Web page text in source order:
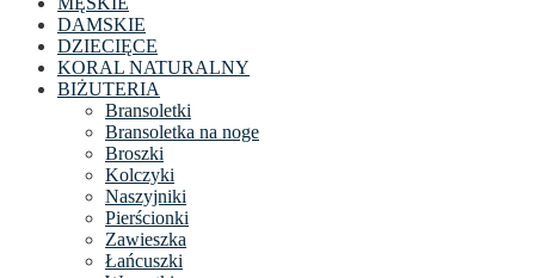
DAMSKIE
DZIECIĘCE
KORAL NATURALNY
BIŻUTERIA
Bransoletki
Bransoletka na noge
Broszki
Kolczyki
Naszyjniki
Pierścionki
Zawieszka
Łańcuszki